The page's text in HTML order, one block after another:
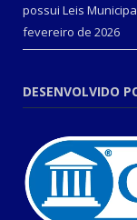
possui Leis
fevereiro de 2026
DESENVOLVIDO